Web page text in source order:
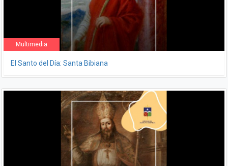
Multimedia
El Santo del Día: Santa Bibiana